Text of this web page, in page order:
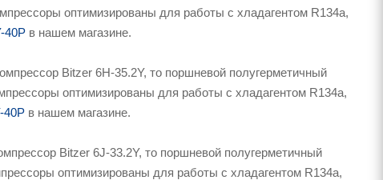
оптимизированы для работы с хладагентом R134a,
40P в нашем магазине.
Bitzer 6H-35.2Y, то поршневой полугерметичный
оптимизированы для работы с хладагентом R134a,
40P в нашем магазине.
Bitzer 6J-33.2Y, то поршневой полугерметичный
оптимизированы для работы с хладагентом R134a,